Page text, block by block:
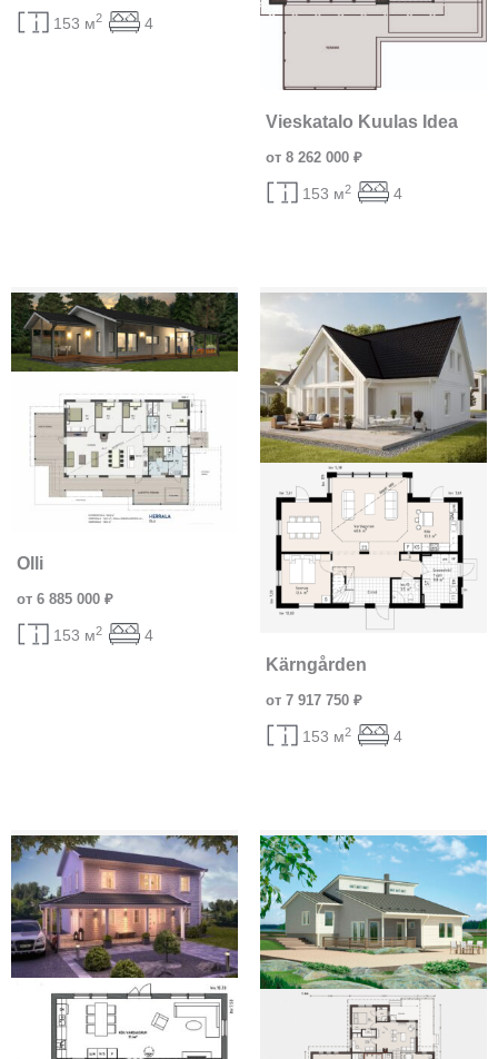
153 м2 4
Vieskatalo Kuulas Idea
от 8 262 000 ₽
153 м2 4
Olli
от 6 885 000 ₽
153 м2 4
Kärngården
от 7 917 750 ₽
153 м2 4